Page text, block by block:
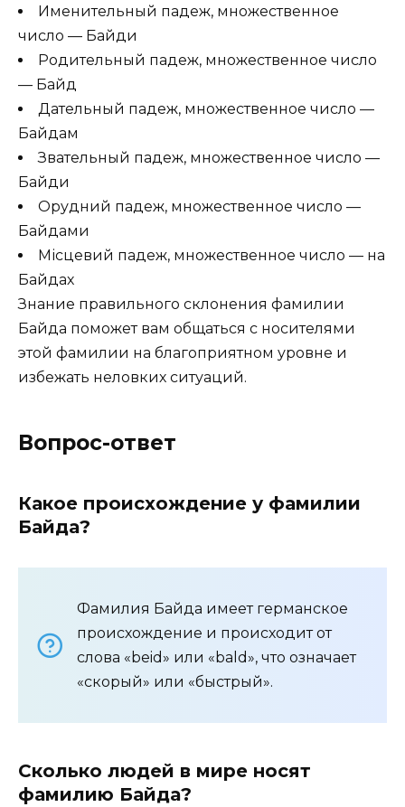
Именительный падеж, множественное
число — Байди
Родительный падеж, множественное число
— Байд
Дательный падеж, множественное число —
Байдам
Звательный падеж, множественное число —
Байди
Орудний падеж, множественное число —
Байдами
Місцевий падеж, множественное число — на
Байдах
Знание правильного склонения фамилии
Байда поможет вам общаться с носителями
этой фамилии на благоприятном уровне и
избежать неловких ситуаций.
Вопрос-ответ
Какое происхождение у фамилии
Байда?
Фамилия Байда имеет германское
происхождение и происходит от
слова «beid» или «bald», что означает
«скорый» или «быстрый».
Сколько людей в мире носят
фамилию Байда?